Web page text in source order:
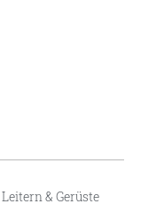
Leitern & Gerüste